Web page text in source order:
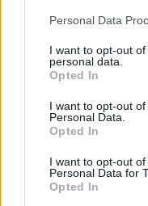
Personal Data
I want to opt-out
personal data.
Opted In
I want to opt-out
Personal Data.
Opted In
I want to opt-out
Personal Data for
Opted In